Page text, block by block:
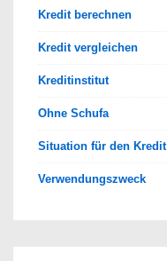
Kredit berechnen
Kredit vergleichen
Kreditinstitut
Ohne Schufa
Situation für den Kredit
Verwendungszweck